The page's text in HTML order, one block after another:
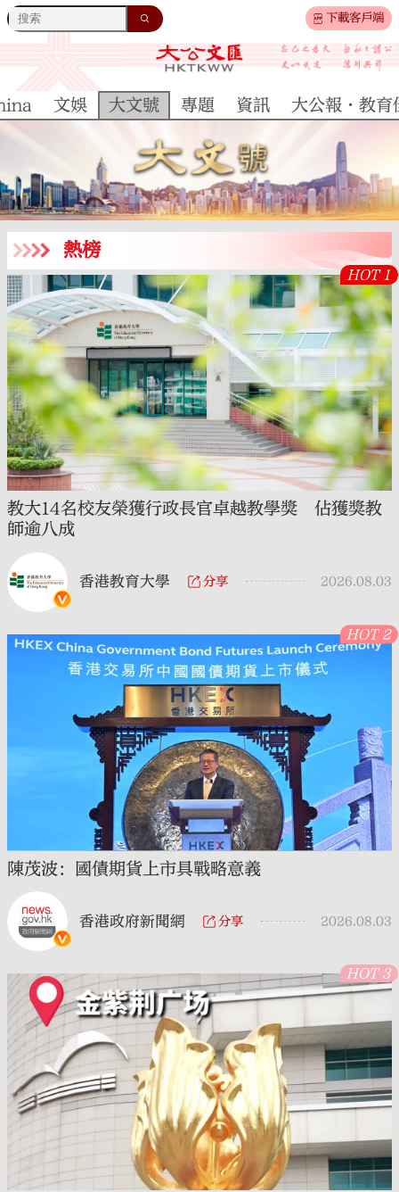
下載客戶端
大公文匯
文娛 大文號 專題 資訊 大公報·教育
熱榜
HOT 1
教大14名校友榮獲行政長官卓越教學獎 佔獲獎教
師逾八成
香港教育大學 分享 2026.08.03
HOT 2
陳茂波：國債期貨上市具戰略意義
香港政府新聞網 分享 2026.08.03
HOT 3